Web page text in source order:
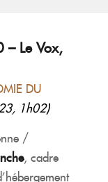
– Le Vox,
DU
1h02)
/
, cadre